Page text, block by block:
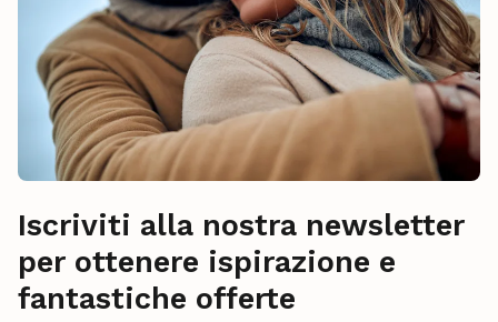
Iscriviti alla nostra newsletter
per ottenere ispirazione e
fantastiche offerte